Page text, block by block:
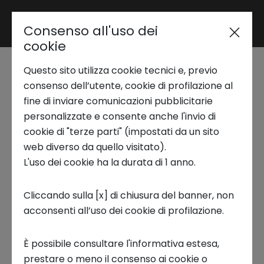
Area riservata
Trend Analysis
Applied Research
Startup Development
Business Transformation
Ecosystem enabling
Le Startup e PMI
Innovative: Le
opportunità derivanti
dal PNRR e il supporto
Sanpaolo
21 MARZO 2023
17:00 -
Consenso all'uso dei
cookie
Questo sito utilizza cookie tecnici e, previo
consenso dell’utente, cookie di profilazione al
fine di inviare comunicazioni pubblicitarie
personalizzate e consente anche l'invio di
cookie di "terze parti" (impostati da un sito
web diverso da quello visitato).
L'uso dei cookie ha la durata di 1 anno.
Cliccando sulla [x] di chiusura del banner, non
acconsenti all’uso dei cookie di profilazione.
È possibile consultare l'informativa estesa,
prestare o meno il consenso ai cookie o